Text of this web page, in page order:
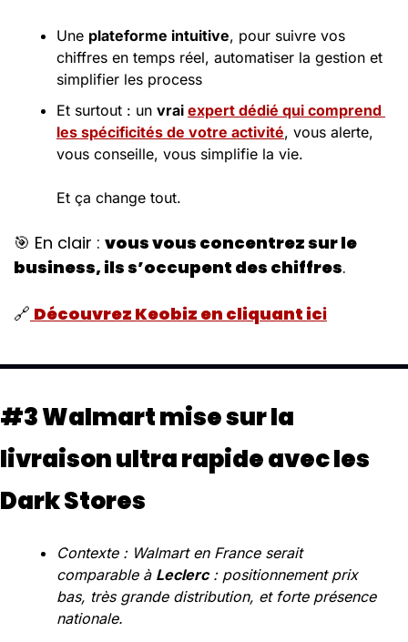
Une plateforme intuitive, pour suivre vos
chiffres en temps réel, automatiser la gestion et
simplifier les process
Et surtout : un vrai expert dédié qui comprend
les spécificités de votre activité, vous alerte,
vous conseille, vous simplifie la vie.
Et ça change tout.
🎯 En clair : vous vous concentrez sur le
business, ils s’occupent des chiffres.
🔗 Découvrez Keobiz en cliquant ici
#3 Walmart mise sur la
livraison ultra rapide avec les
Dark Stores
Contexte : Walmart en France serait
comparable à Leclerc : positionnement prix
bas, très grande distribution, et forte présence
nationale.